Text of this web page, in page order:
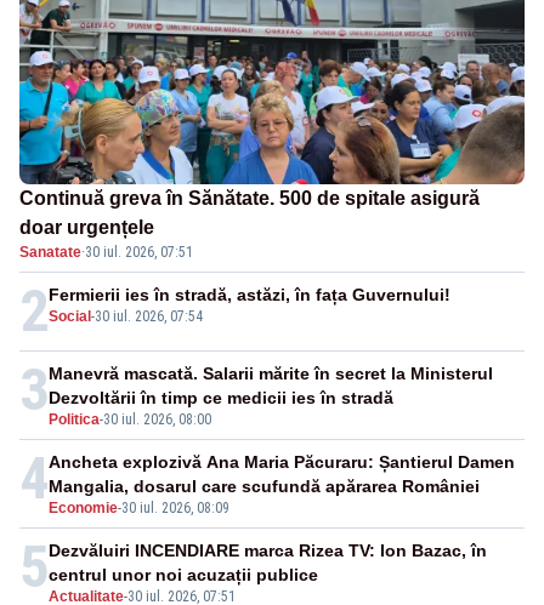
Continuă greva în Sănătate. 500 de spitale asigură
doar urgențele
Sanatate·30 iul. 2026, 07:51
2Social -30 iul. 2026, 07:54
Fermierii ies în stradă, astăzi, în fața Guvernului!
3 Politica-30 iul. 2026, 08:00
Manevră mascată. Salarii mărite în secret la Ministerul
Dezvoltării în timp ce medicii ies în stradă
4 Economie-30 iul. 2026, 08:09
Ancheta explozivă Ana Maria Păcuraru: Șantierul Damen
Mangalia, dosarul care scufundă apărarea României
5Actualitate-30 iul. 2026, 07:51
Dezvăluiri INCENDIARE marca Rizea TV: Ion Bazac, în
centrul unor noi acuzații publice